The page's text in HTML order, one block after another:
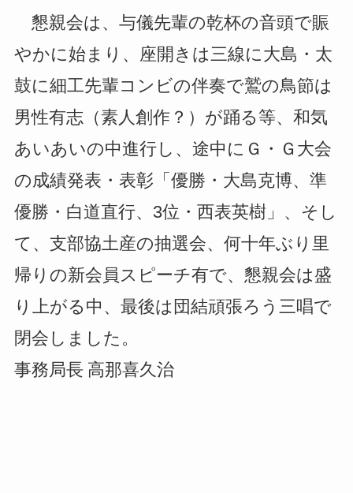
懇親会は、与儀先輩の乾杯の音頭で賑
やかに始まり、座開きは三線に大島・太
鼓に細工先輩コンビの伴奏で鷲の鳥節は
男性有志（素人創作？）が踊る等、和気
あいあいの中進行し、途中にＧ・Ｇ大会
の成績発表・表彰「優勝・大島克博、準
優勝・白道直行、3位・西表英樹」、そし
て、支部協土産の抽選会、何十年ぶり里
帰りの新会員スピーチ有で、懇親会は盛
り上がる中、最後は団結頑張ろう三唱で
閉会しました。
事務局長 高那喜久治